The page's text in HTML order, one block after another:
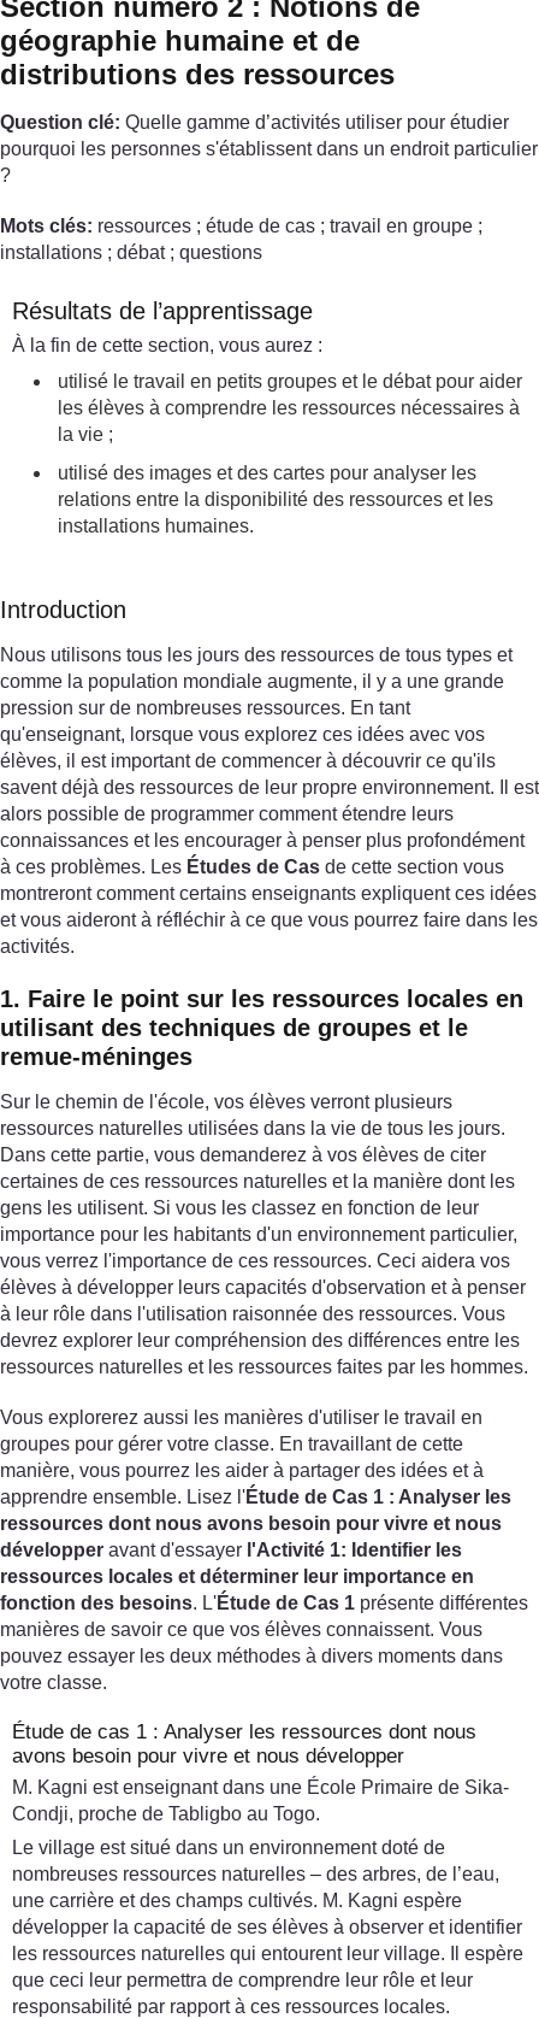
Section numéro 2 : Notions de
géographie humaine et de
distributions des ressources
Question clé: Quelle gamme d’activités utiliser pour étudier
pourquoi les personnes s'établissent dans un endroit particulier
?
Mots clés: ressources ; étude de cas ; travail en groupe ;
installations ; débat ; questions
Résultats de l’apprentissage
À la fin de cette section, vous aurez :
utilisé le travail en petits groupes et le débat pour aider
les élèves à comprendre les ressources nécessaires à
la vie ;
utilisé des images et des cartes pour analyser les
relations entre la disponibilité des ressources et les
installations humaines.
Introduction
Nous utilisons tous les jours des ressources de tous types et
comme la population mondiale augmente, il y a une grande
pression sur de nombreuses ressources. En tant
qu'enseignant, lorsque vous explorez ces idées avec vos
élèves, il est important de commencer à découvrir ce qu'ils
savent déjà des ressources de leur propre environnement. Il est
alors possible de programmer comment étendre leurs
connaissances et les encourager à penser plus profondément
à ces problèmes. Les Études de Cas de cette section vous
montreront comment certains enseignants expliquent ces idées
et vous aideront à réfléchir à ce que vous pourrez faire dans les
activités.
1. Faire le point sur les ressources locales en
utilisant des techniques de groupes et le
remue-méninges
Sur le chemin de l'école, vos élèves verront plusieurs
ressources naturelles utilisées dans la vie de tous les jours.
Dans cette partie, vous demanderez à vos élèves de citer
certaines de ces ressources naturelles et la manière dont les
gens les utilisent. Si vous les classez en fonction de leur
importance pour les habitants d'un environnement particulier,
vous verrez l'importance de ces ressources. Ceci aidera vos
élèves à développer leurs capacités d'observation et à penser
à leur rôle dans l'utilisation raisonnée des ressources. Vous
devrez explorer leur compréhension des différences entre les
ressources naturelles et les ressources faites par les hommes.
Vous explorerez aussi les manières d'utiliser le travail en
groupes pour gérer votre classe. En travaillant de cette
manière, vous pourrez les aider à partager des idées et à
apprendre ensemble. Lisez l'Étude de Cas 1 : Analyser les
ressources dont nous avons besoin pour vivre et nous
développer avant d'essayer l'Activité 1: Identifier les
ressources locales et déterminer leur importance en
fonction des besoins. L'Étude de Cas 1 présente différentes
manières de savoir ce que vos élèves connaissent. Vous
pouvez essayer les deux méthodes à divers moments dans
votre classe.
Étude de cas 1 : Analyser les ressources dont nous
avons besoin pour vivre et nous développer
M. Kagni est enseignant dans une École Primaire de Sika-
Condji, proche de Tabligbo au Togo.
Le village est situé dans un environnement doté de
nombreuses ressources naturelles – des arbres, de l’eau,
une carrière et des champs cultivés. M. Kagni espère
développer la capacité de ses élèves à observer et identifier
les ressources naturelles qui entourent leur village. Il espère
que ceci leur permettra de comprendre leur rôle et leur
responsabilité par rapport à ces ressources locales.